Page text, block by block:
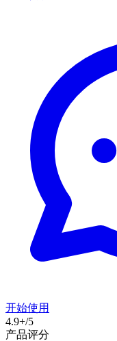
开始使用
4.9+/5
产品评分